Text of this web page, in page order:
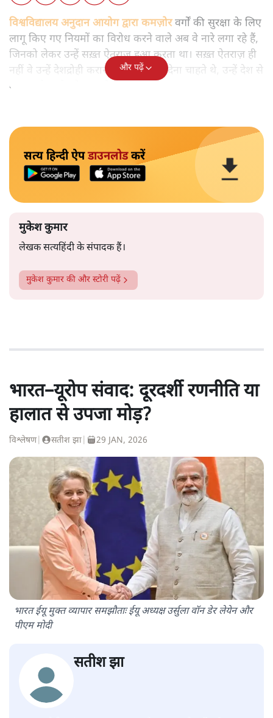
विश्वविद्यालय अनुदान आयोग द्वारा कमज़ोरवर्गों की सुरक्षा के लिए
लागू किए गए नियमों का विरोध करने वाले अब वे नारे लगा रहे हैं,
जिनको लेकर उन्हें सख़्त ऐतराज़ हुआ करता था। सख़्त ऐतराज़ ही
नहीं वे उन्हें देशद्रोही करार देकर जेल भेज देना चाहते थे, उन्हें देश से
बाहर चले जाने को कह रहे थे।
और पढ़ें
सत्य हिन्दी ऐपडाउनलोडकरें
मुकेश कुमार
लेखक सत्यहिंदी के संपादक हैं।
मुकेश कुमार की और स्टोरी पढ़ें
भारत–यूरोप संवाद: दूरदर्शी रणनीति या
हालात से उपजा मोड़?
विश्लेषण| सतीश झा 29 JAN, 2026
भारत ईयू मुक्त व्यापार समझौताः ईयू अध्यक्ष उर्सुला वॉन डेर लेयेन और
पीएम मोदी
सतीश झा